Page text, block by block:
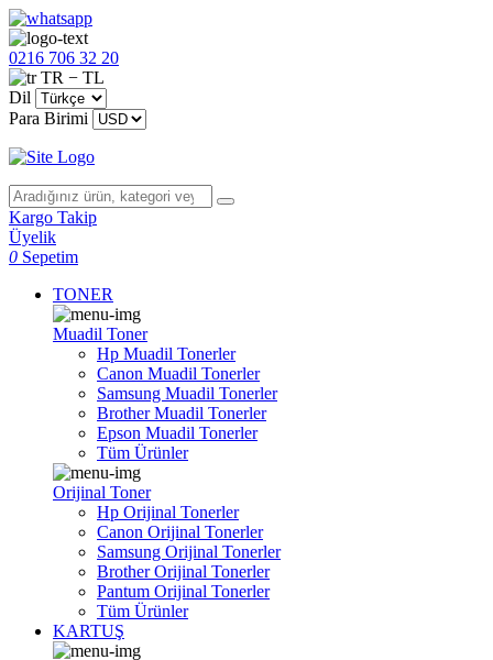
0216 706 32 20
TR − TL
Dil
Para Birimi
Kargo Takip
Üyelik
0 Sepetim
TONER
Muadil Toner
Hp Muadil Tonerler
Canon Muadil Tonerler
Samsung Muadil Tonerler
Brother Muadil Tonerler
Epson Muadil Tonerler
Tüm Ürünler
Orijinal Toner
Hp Orijinal Tonerler
Canon Orijinal Tonerler
Samsung Orijinal Tonerler
Brother Orijinal Tonerler
Pantum Orijinal Tonerler
Tüm Ürünler
KARTUŞ